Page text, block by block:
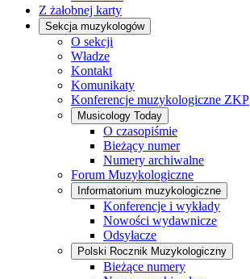
Z żałobnej karty
Sekcja muzykologów
O sekcji
Władze
Kontakt
Komunikaty
Konferencje muzykologiczne ZKP
Musicology Today
O czasopiśmie
Bieżący numer
Numery archiwalne
Forum Muzykologiczne
Informatorium muzykologiczne
Konferencje i wykłady
Nowości wydawnicze
Odsyłacze
Polski Rocznik Muzykologiczny
Bieżące numery